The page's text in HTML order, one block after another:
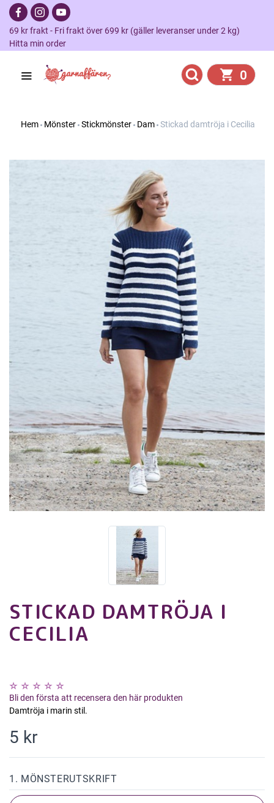
69 kr frakt - Fri frakt över 699 kr (gäller leveranser under 2 kg)
Hitta min order
0
Hem Mönster Stickmönster Dam Stickad damtröja i Cecilia
STICKAD DAMTRÖJA I
CECILIA
Bli den första att recensera den här produkten
Damtröja i marin stil.
5 kr
1. MÖNSTERUTSKRIFT